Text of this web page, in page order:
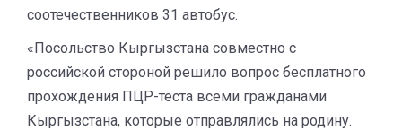
соотечественников 31 автобус.
«Посольство Кыргызстана совместно с
российской стороной решило вопрос бесплатного
прохождения ПЦР-теста всеми гражданами
Кыргызстана, которые отправлялись на родину.